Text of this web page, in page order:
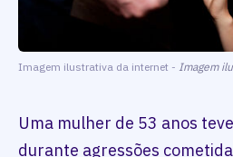
Imagem ilustrativa da internet - Imagem
Uma mulher de 53 anos
durante agressões